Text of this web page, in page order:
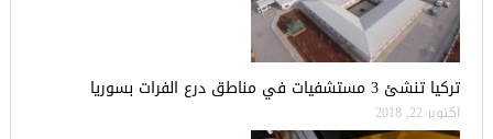
تركيا تنشئ 3 مستشفيات في مناطق درع الفرات بسوريا
أكتوبر 22, 2018